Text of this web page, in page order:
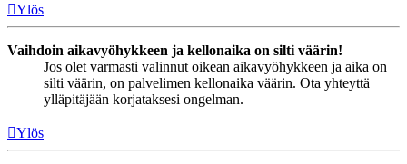
Ylös
Vaihdoin aikavyöhykkeen ja kellonaika on silti väärin!
Jos olet varmasti valinnut oikean aikavyöhykkeen ja aika on
silti väärin, on palvelimen kellonaika väärin. Ota yhteyttä
ylläpitäjään korjataksesi ongelman.
Ylös